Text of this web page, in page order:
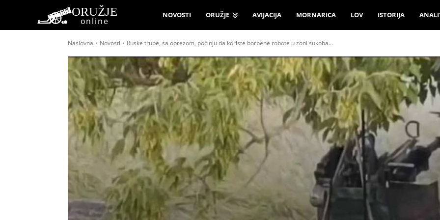
ORUŽJE
online
NOVOSTI ORUŽJE AVIJACIJA MORNARICA LOV ISTORIJA
Naslovna Novosti Ruske trupe, sa oprezom, počinju da koriste borbene robote u zoni sukoba...